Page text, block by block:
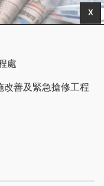
X
處
改善及緊急搶修工程